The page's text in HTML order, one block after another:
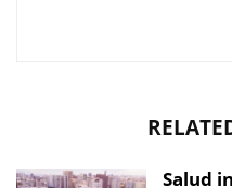
Salud